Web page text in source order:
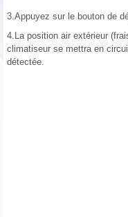
3.Appuyez sur le bouton de
4.La position air extérieur
climatiseur se mettra en
détectée.